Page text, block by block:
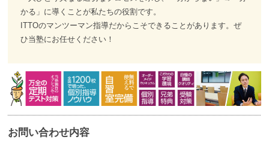
かる」に導くことが私たちの役割です。
ITTOのマンツーマン指導だからこそできることがあります。ぜ
ひ当塾にお任せください！
お問い合わせ内容